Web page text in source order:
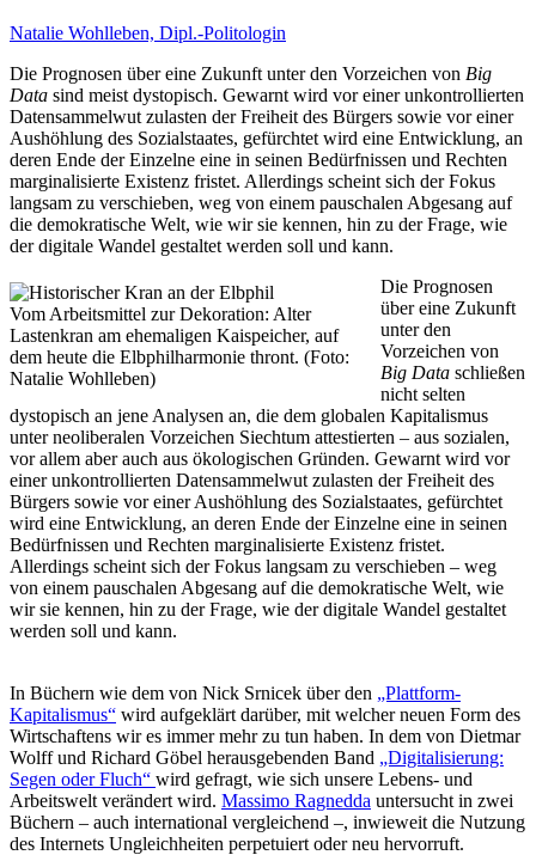
Natalie Wohlleben, Dipl.-Politologin
Die Prognosen über eine Zukunft unter den Vorzeichen von Big
Data sind meist dystopisch. Gewarnt wird vor einer unkontrollierten
Datensammelwut zulasten der Freiheit des Bürgers sowie vor einer
Aushöhlung des Sozialstaates, gefürchtet wird eine Entwicklung, an
deren Ende der Einzelne eine in seinen Bedürfnissen und Rechten
marginalisierte Existenz fristet. Allerdings scheint sich der Fokus
langsam zu verschieben, weg von einem pauschalen Abgesang auf
die demokratische Welt, wie wir sie kennen, hin zu der Frage, wie
der digitale Wandel gestaltet werden soll und kann.
Vom Arbeitsmittel zur Dekoration: Alter
Lastenkran am ehemaligen Kaispeicher, auf
dem heute die Elbphilharmonie thront. (Foto:
Natalie Wohlleben)
Die Prognosen
über eine Zukunft
unter den
Vorzeichen von
Big Data schließen
nicht selten
dystopisch an jene Analysen an, die dem globalen Kapitalismus
unter neoliberalen Vorzeichen Siechtum attestierten – aus sozialen,
vor allem aber auch aus ökologischen Gründen. Gewarnt wird vor
einer unkontrollierten Datensammelwut zulasten der Freiheit des
Bürgers sowie vor einer Aushöhlung des Sozialstaates, gefürchtet
wird eine Entwicklung, an deren Ende der Einzelne eine in seinen
Bedürfnissen und Rechten marginalisierte Existenz fristet.
Allerdings scheint sich der Fokus langsam zu verschieben – weg
von einem pauschalen Abgesang auf die demokratische Welt, wie
wir sie kennen, hin zu der Frage, wie der digitale Wandel gestaltet
werden soll und kann.
In Büchern wie dem von Nick Srnicek über den „Plattform-
Kapitalismus“ wird aufgeklärt darüber, mit welcher neuen Form des
Wirtschaftens wir es immer mehr zu tun haben. In dem von Dietmar
Wolff und Richard Göbel herausgebenden Band „Digitalisierung:
Segen oder Fluch“ wird gefragt, wie sich unsere Lebens- und
Arbeitswelt verändert wird. Massimo Ragnedda untersucht in zwei
Büchern – auch international vergleichend –, inwieweit die Nutzung
des Internets Ungleichheiten perpetuiert oder neu hervorruft.